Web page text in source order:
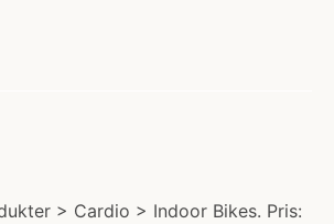
> Cardio > Indoor Bikes. Pris: